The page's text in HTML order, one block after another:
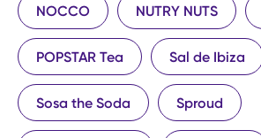
NOCCO NUTRY NUTS
POPSTAR Tea Sal de Ibiza
Sosa the Soda Sproud